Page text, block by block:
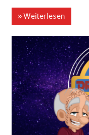
» Weiterlesen